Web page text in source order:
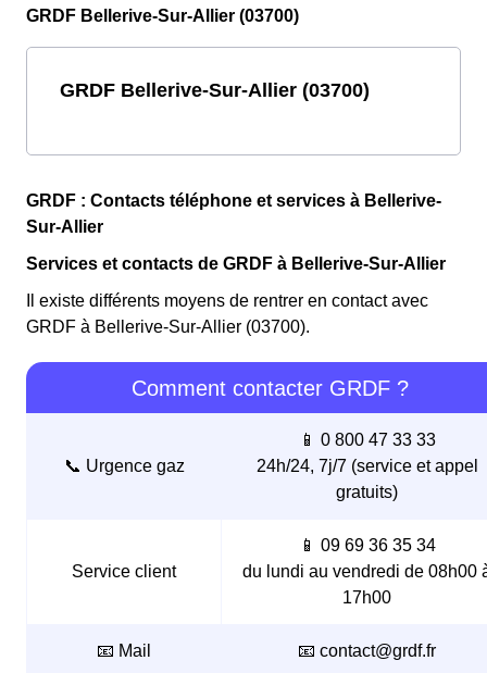
GRDF Bellerive-Sur-Allier (03700)
GRDF Bellerive-Sur-Allier (03700)
GRDF : Contacts téléphone et services à Bellerive-
Sur-Allier
Services et contacts de GRDF à Bellerive-Sur-Allier
Il existe différents moyens de rentrer en contact avec
GRDF à Bellerive-Sur-Allier (03700).
Comment contacter GRDF ?
📞 Urgence gaz
📱 0 800 47 33 33
24h/24, 7j/7 (service et appel
gratuits)
Service client
📱 09 69 36 35 34
du lundi au vendredi de 08h00
17h00
📧 Mail 📧 contact@grdf.fr